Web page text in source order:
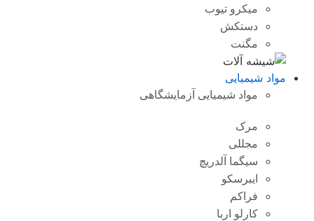
میکرو تیوب
دستکش
مگنت
مواد شیمیایی
مواد شیمیایی آزمایشگاهی
مرک
مجللی
سیگما آلدریچ
ایبرسکو
فراکم
کارلو اربا